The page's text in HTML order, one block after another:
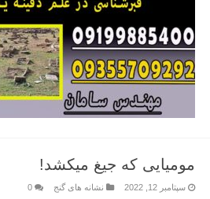
مومیایی که جیغ میکشد!
سپتامبر 12, 2022 نشانه های گنج 0